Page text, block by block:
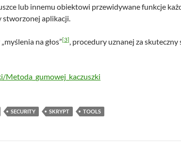
lub innemu obiektowi przewidywane funkcje
stworzonej aplikacji.
na głos”[3], procedury uznanej za
SECURITY SKRYPT TOOLS